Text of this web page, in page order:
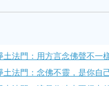
土法門：用方言念佛聲不一
土法門：念佛不靈，是你自